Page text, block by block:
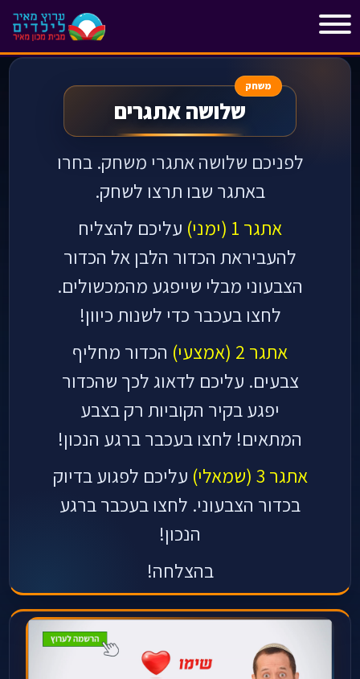
משחק
שלושה אתגרים
לפניכם שלושה אתגרי משחק.בחרו
באתגר שבו תרצו לשחק.
אתגר 1 (ימני)
עליכם להצליח
להעביראת הכדור הלבן אל הכדור
הצבעוני מבלי שייפגע מהמכשולים.
לחצו בעכבר כדי לשנות כיוון!
אתגר 2 (אמצעי)
הכדור מחליף
צבעים. עליכם לדאוג לכך שהכדור
יפגע בקיר הקוביות רק בצבע
המתאים! לחצו בעכבר ברגע הנכון!
אתגר 3 (שמאלי)
עליכם לפגוע בדיוק
בכדור הצבעוני. לחצו בעכבר ברגע
הנכון!
בהצלחה!